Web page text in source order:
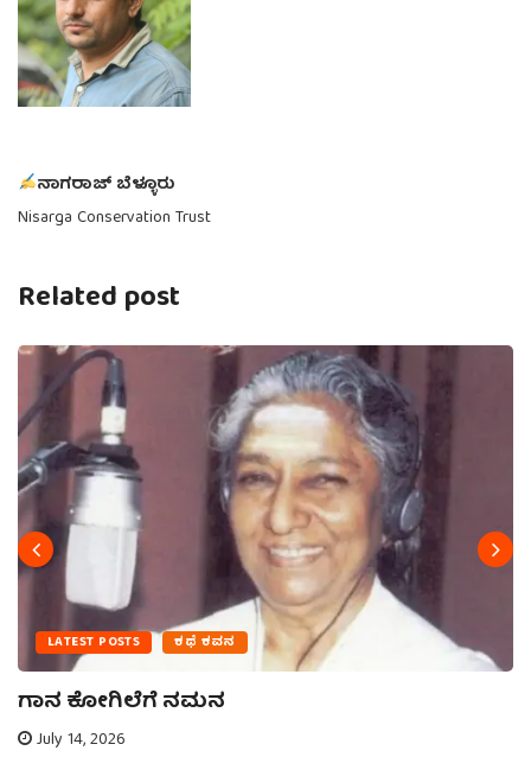
ನಾಗರಾಜ್ ಬೆಳ್ಳೂರು
Nisarga Conservation Trust
Related post
LATEST POSTS ಕಥೆ ಕವನ
ಗಾನ ಕೋಗಿಲೆಗೆ ನಮನ
July 14, 2026